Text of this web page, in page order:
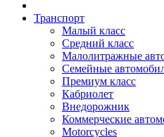
Транспорт
Малый класс
Средний класс
Малолитражные
Семейные
Премиум класс
Кабриолет
Внедорожник
Коммерческие
Motorcycles